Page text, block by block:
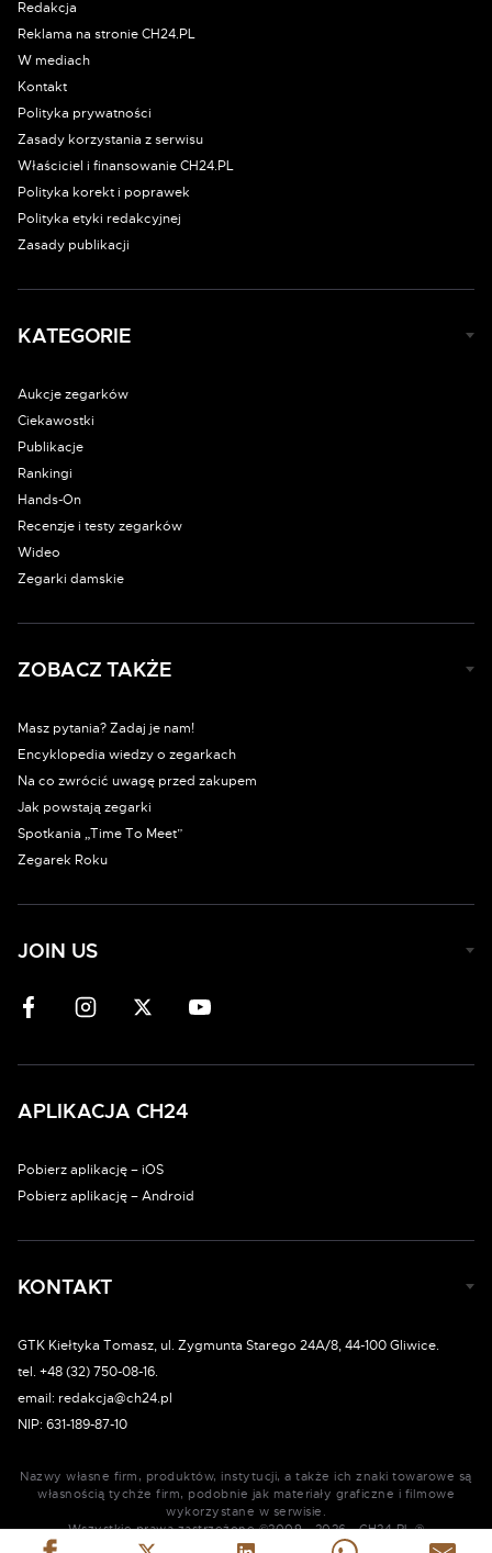
Redakcja
Reklama na stronie CH24.PL
W mediach
Kontakt
Polityka prywatności
Zasady korzystania z serwisu
Właściciel i finansowanie CH24.PL
Polityka korekt i poprawek
Polityka etyki redakcyjnej
Zasady publikacji
KATEGORIE
Aukcje zegarków
Ciekawostki
Publikacje
Rankingi
Hands-On
Recenzje i testy zegarków
Wideo
Zegarki damskie
ZOBACZ TAKŻE
Masz pytania? Zadaj je nam!
Encyklopedia wiedzy o zegarkach
Na co zwrócić uwagę przed zakupem
Jak powstają zegarki
Spotkania „Time To Meet”
Zegarek Roku
JOIN US
APLIKACJA CH24
Pobierz aplikację – iOS
Pobierz aplikację – Android
KONTAKT
GTK Kiełtyka Tomasz, ul. Zygmunta Starego 24A/8, 44-100 Gliwice.
tel. +48 (32) 750-08-16.
email: redakcja@ch24.pl
NIP: 631-189-87-10
Nazwy własne firm, produktów, instytucji, a także ich znaki towarowe są
własnością tychże firm, podobnie jak materiały graficzne i filmowe
wykorzystane w serwisie.
Wszystkie prawa zastrzeżone ©2009 - 2026 - CH24.PL ®